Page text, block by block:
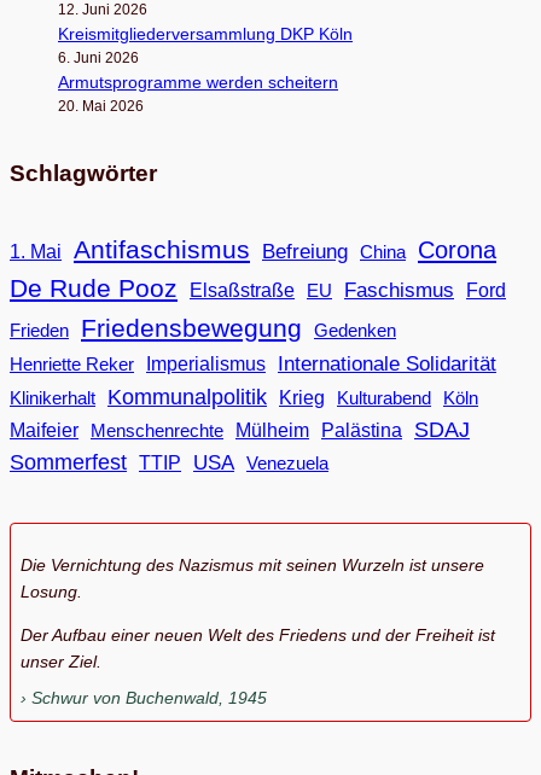
12. Juni 2026
Kreis­mit­glie­der­ver­samm­lung DKP Köln
6. Juni 2026
Armuts­pro­gramme wer­den scheitern
20. Mai 2026
Schlagwörter
1. Mai Antifaschismus Befreiung China Corona
De Rude Pooz Elsaßstraße EU Faschismus
Ford
Frieden
Friedensbewegung
Gedenken
Henriette Reker
Imperialismus Internationale Solidarität
Klinikerhalt Kommunalpolitik Krieg Kulturabend
Köln
Maifeier
Menschenrechte Mülheim Palästina
SDAJ
Sommerfest TTIP USA Venezuela
Die Vernichtung des Nazismus mit seinen Wurzeln ist unsere
Losung.
Der Aufbau einer neuen Welt des Friedens und der Freiheit ist
unser Ziel.
Schwur von Buchenwald, 1945